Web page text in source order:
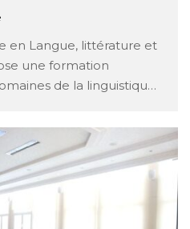
en Langue, littérature et
une formation
de la linguistique,
des modules enseignés
ancienne : Étude
arabes anciennes, y